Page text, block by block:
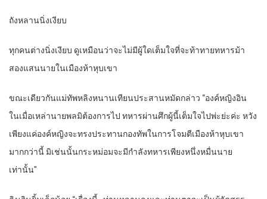
ถังหลานนิ่งเงียบ
ทุกคนต่างนิ่งเงียบ ดูเหมือนว่าจะไม่มีผู้ใดเต็มใจที่จะท้าทายทหารม้า
สองแสนนายในเมืองห้าหุบเขา
ขณะเดียวกันแม่ทัพหลิงหนานเทียนประสานหมัดกล่าว “องค์หญิงอิน
ในเมื่อเหล่านายพลมิต้องการไป ทหารผ่านศึกผู้นี้เต็มใจไปพ่ะย่ะค่ะ หวัง
เพียงแค่องค์หญิงจะทรงประทานกองทัพในการโจมตีเมืองห้าหุบเขา
มากกว่านี้ มิเช่นนั้นกระหม่อมจะมีกำลังทหารเพียงหนึ่งหมื่นนาย
เท่านั้น”